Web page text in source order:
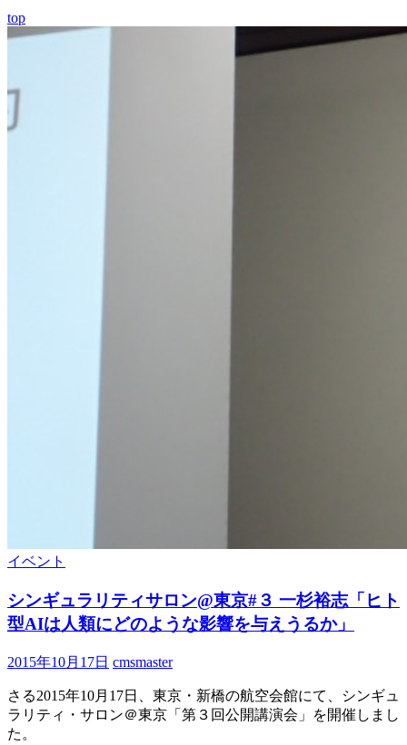
top
イベント
シンギュラリティサロン@東京#３ 一杉裕志「ヒト
型AIは人類にどのような影響を与えうるか」
2015年10月17日 cmsmaster
さる2015年10月17日、東京・新橋の航空会館にて、シンギュ
ラリティ・サロン＠東京「第３回公開講演会」を開催しまし
た。